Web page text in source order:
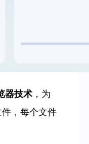
器技术 ，为
，每个文件